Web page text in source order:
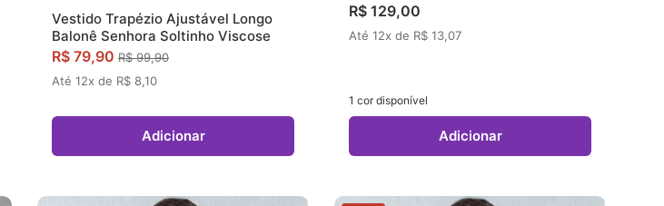
Vestido Trapézio Ajustável Longo
Balonê Senhora Soltinho Viscose
R$ 79,90 R$ 99,90
Até 12x de R$ 8,10
Adicionar
R$ 129,00
Até 12x de R$ 13,07
1 cor disponível
Adicionar